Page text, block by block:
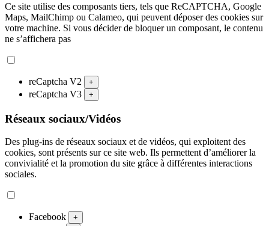
Ce site utilise des composants tiers, tels que ReCAPTCHA, Google
Maps, MailChimp ou Calameo, qui peuvent déposer des cookies sur
votre machine. Si vous décider de bloquer un composant, le contenu
ne s’affichera pas
reCaptcha V2 +
reCaptcha V3 +
Réseaux sociaux/Vidéos
Des plug-ins de réseaux sociaux et de vidéos, qui exploitent des
cookies, sont présents sur ce site web. Ils permettent d’améliorer la
convivialité et la promotion du site grâce à différentes interactions
sociales.
Facebook +